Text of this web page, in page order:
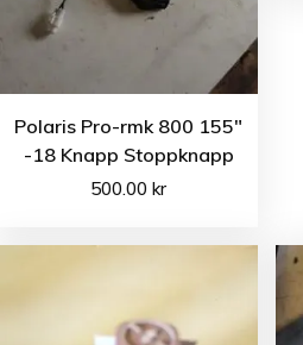
Polaris Pro-rmk 800 155″
-18 Knapp Stoppknapp
500.00kr